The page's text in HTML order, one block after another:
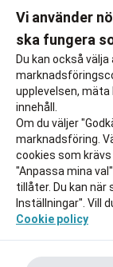
Till
Vi använder
ska fungera
Du kan också
upplevelsen, mäta
innehåll.
Om du väljer
marknadsföring.
cookies som
"Anpassa mina
tillåter. Du kan när
Inställningar". Vill
Cookie policy